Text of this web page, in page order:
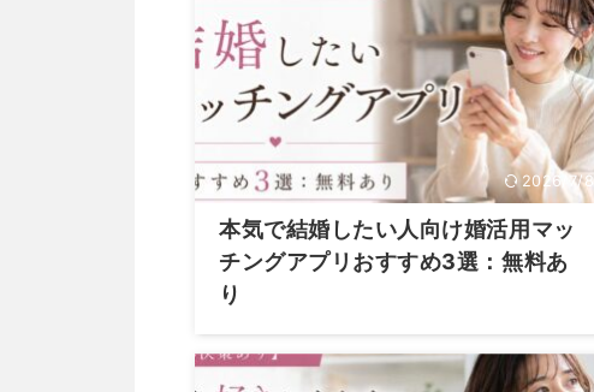
2026/7/8
本気で結婚したい人向け婚活用マッ
チングアプリおすすめ3選：無料あ
り